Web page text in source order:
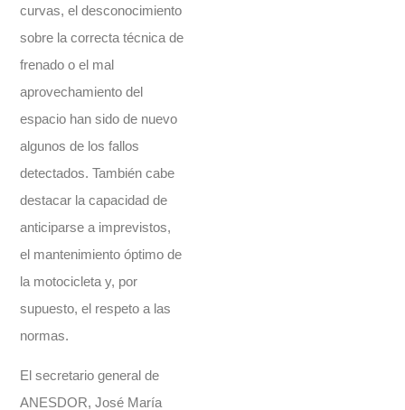
curvas, el desconocimiento
sobre la correcta técnica de
frenado o el mal
aprovechamiento del
espacio han sido de nuevo
algunos de los fallos
detectados. También cabe
destacar la capacidad de
anticiparse a imprevistos,
el mantenimiento óptimo de
la motocicleta y, por
supuesto, el respeto a las
normas.
El secretario general de
ANESDOR, José María